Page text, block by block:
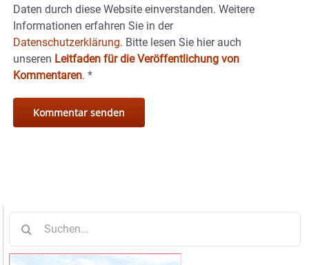
Daten durch diese Website einverstanden. Weitere
Informationen erfahren Sie in der
Datenschutzerklärung. Bitte lesen Sie hier auch
unseren Leitfaden für die Veröffentlichung von
Kommentaren. *
nach: